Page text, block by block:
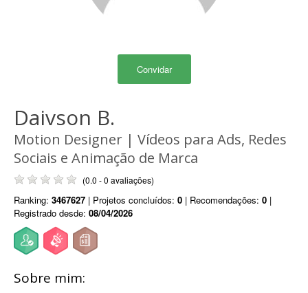
Convidar
Daivson B.
Motion Designer | Vídeos para Ads, Redes
Sociais e Animação de Marca
(0.0 - 0 avaliações)
Ranking: 3467627 | Projetos concluídos: 0 | Recomendações: 0 |
Registrado desde: 08/04/2026
Sobre mim: